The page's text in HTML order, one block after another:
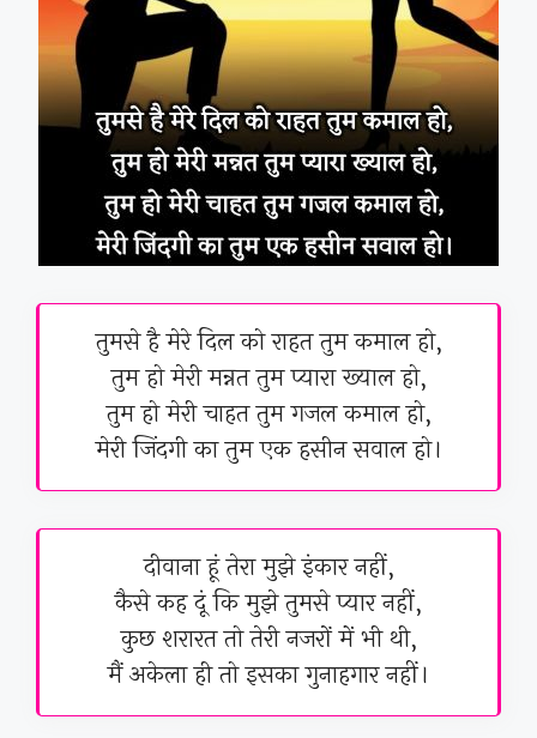
तुमसे है मेरे दिल को राहत तुम कमाल हो,
तुम हो मेरी मन्नत तुम प्यारा ख्याल हो,
तुम हो मेरी चाहत तुम गजल कमाल हो,
मेरी जिंदगी का तुम एक हसीन सवाल हो।
दीवाना हूं तेरा मुझे इंकार नहीं,
कैसे कह दूं कि मुझे तुमसे प्यार नहीं,
कुछ शरारत तो तेरी नजरों में भी थी,
मैं अकेला ही तो इसका गुनाहगार नहीं।